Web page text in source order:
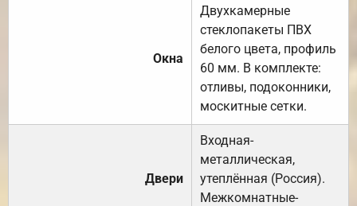
Окна
Двухкамерные
стеклопакеты ПВХ
белого цвета, профиль
60 мм. В комплекте:
отливы, подоконники,
москитные сетки.
Двери
Входная-
металлическая,
утеплённая (Россия).
Межкомнатные-